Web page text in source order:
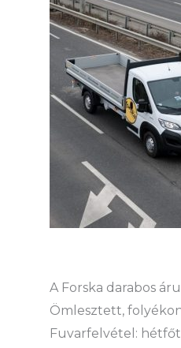
A Forska darabos
Ömlesztett,
Fuvarfelvétel: